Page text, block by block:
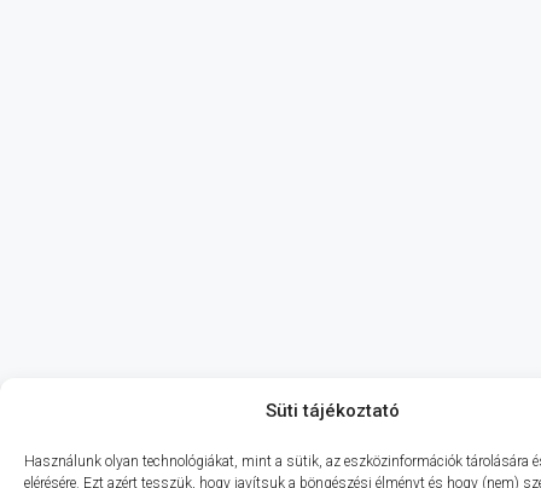
Süti tájékoztató
Használunk olyan technológiákat, mint a sütik, az eszközinformációk tárolására
elérésére. Ezt azért tesszük, hogy javítsuk a böngészési élményt és hogy (nem)